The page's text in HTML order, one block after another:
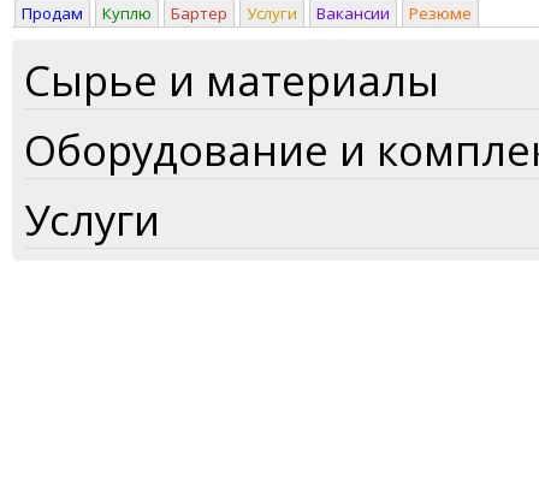
Продам Куплю Бартер Услуги Вакансии Резюме
Сырье и материалы
Оборудование и
Услуги